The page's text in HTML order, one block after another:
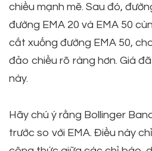
chiều mạnh mẽ. Sau đó,
đường EMA 20 và EMA 50
cắt xuống đường EMA 50,
đảo chiều rõ ràng hơn. Giá
này.
Hãy chú ý rằng Bollinger
trước so với EMA. Điều này